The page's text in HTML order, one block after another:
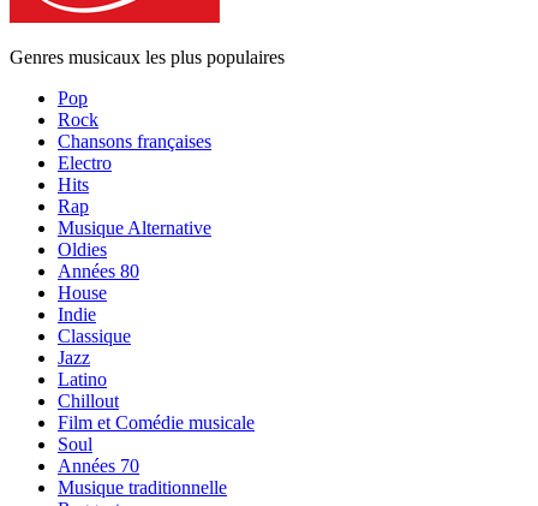
Genres musicaux les plus populaires
Pop
Rock
Chansons françaises
Electro
Hits
Rap
Musique Alternative
Oldies
Années 80
House
Indie
Classique
Jazz
Latino
Chillout
Film et Comédie musicale
Soul
Années 70
Musique traditionnelle